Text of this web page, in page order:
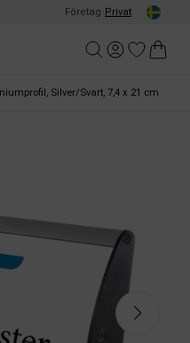
Företag Privat
Silver/Svart, 7,4 x 21 cm